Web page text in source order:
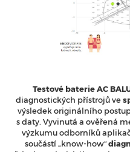
Testové baterie AC
diagnostických přístrojů ve
výsledek originálního
s daty. Vyvinutá a ověřená
výzkumu odborníků
součástí „know-how“